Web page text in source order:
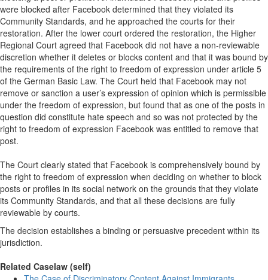
were blocked after Facebook determined that they violated its
Community Standards, and he approached the courts for their
restoration. After the lower court ordered the restoration, the Higher
Regional Court agreed that Facebook did not have a non-reviewable
discretion whether it deletes or blocks content and that it was bound by
the requirements of the right to freedom of expression under article 5
of the German Basic Law. The Court held that Facebook may not
remove or sanction a user’s expression of opinion which is permissible
under the freedom of expression, but found that as one of the posts in
question did constitute hate speech and so was not protected by the
right to freedom of expression Facebook was entitled to remove that
post.
The Court clearly stated that Facebook is comprehensively bound by
the right to freedom of expression when deciding on whether to block
posts or profiles in its social network on the grounds that they violate
its Community Standards, and that all these decisions are fully
reviewable by courts.
The decision establishes a binding or persuasive precedent within its
jurisdiction.
Related Caselaw (self)